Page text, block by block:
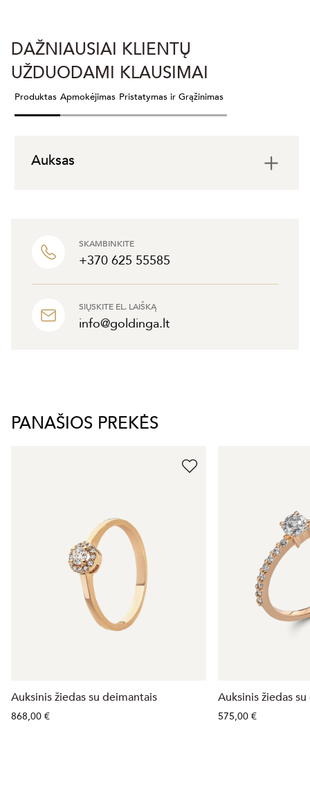
SKAMBINKITE
+370 625 55585
SIŲSKITE EL. LAIŠKĄ
info@goldinga.lt
DAŽNIAUSIAI KLIENTŲ
UŽDUODAMI KLAUSIMAI
Produktas Apmokėjimas Pristatymas ir Grąžinimas
Auksas
PANAŠIOS PREKĖS
Auksinis žiedas su deimantais
868,00 €
Auksinis žiedas
575,00 €